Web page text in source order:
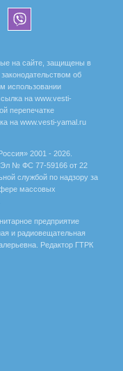
на сайте, защищены в
об
использовании
на www.vesti-
перепечатке
на www.vesti-yamal.ru
2001 - 2026.
Эл № ФС 77-59166 от 22
службой по надзору за
массовых
предприятие
и радиовещательная
Редактор ГТРК